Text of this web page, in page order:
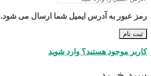
رمز عبور به آدرس ایمیل شما ارسال می شود.
ثبت نام
کاربر موجود هستید؟ وارد شوید